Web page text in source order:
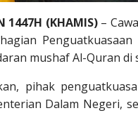
1447H (KHAMIS)–
mushaf Al-Quran di
pihak
Dalam Negeri,